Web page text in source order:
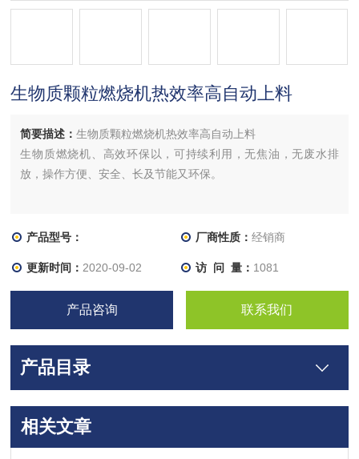
生物质颗粒燃烧机热效率高自动上料
简要描述：生物质颗粒燃烧机热效率高自动上料
生物质燃烧机、高效环保以，可持续利用，无焦油，无废水排
放，操作方便、安全、长及节能又环保。
产品型号： 厂商性质： 经销商
更新时间： 2020-09-02 访 问 量： 1081
产品咨询 联系我们
产品目录
相关文章